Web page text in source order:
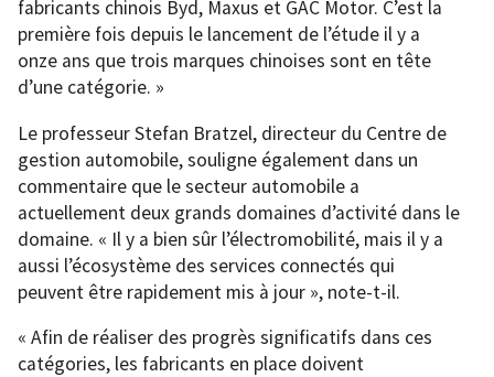
fabricants chinois Byd, Maxus et GAC Motor. C’est la
première fois depuis le lancement de l’étude il y a
onze ans que trois marques chinoises sont en tête
d’une catégorie. »
Le professeur Stefan Bratzel, directeur du Centre de
gestion automobile, souligne également dans un
commentaire que le secteur automobile a
actuellement deux grands domaines d’activité dans le
domaine. « Il y a bien sûr l’électromobilité, mais il y a
aussi l’écosystème des services connectés qui
peuvent être rapidement mis à jour », note-t-il.
« Afin de réaliser des progrès significatifs dans ces
catégories, les fabricants en place doivent